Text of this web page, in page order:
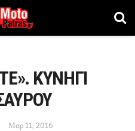
ΚΥΝΗΓΙ
Μαρ 11, 2016